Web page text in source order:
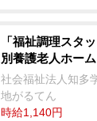
「福祉調理スタ
別養護老人ホーム
社会福祉法人知多
地がるてん
時給1,140円